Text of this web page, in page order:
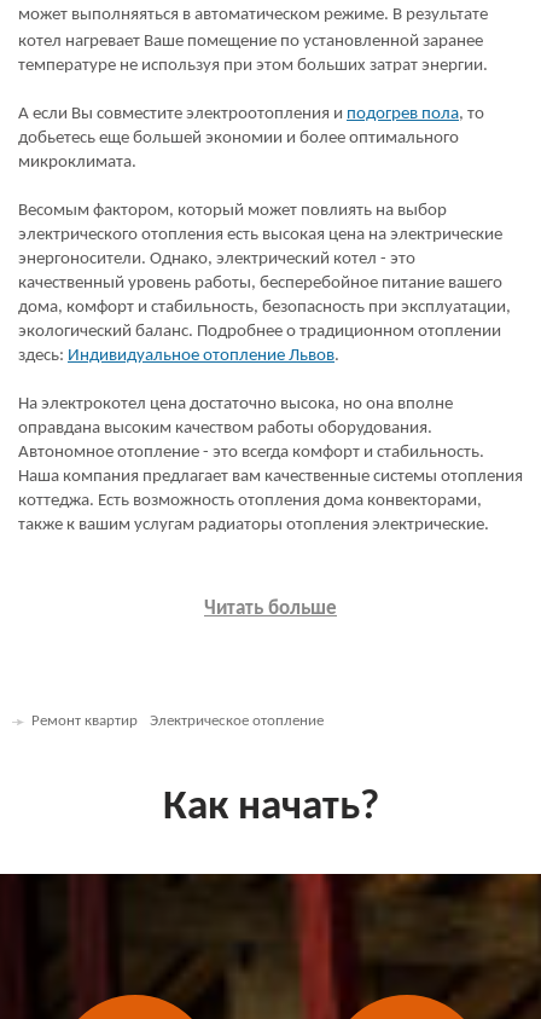
может выполняяться в автоматическом режиме. В результате
котел нагревает Ваше помещение по установленной заранее
температуре не используя при этом больших затрат энергии.
А если Вы совместите электроотопления и подогрев пола, то
добьетесь еще большей экономии и более оптимального
микроклимата.
Весомым фактором, который может повлиять на выбор
электрического отопления есть высокая цена на электрические
энергоносители. Однако, электрический котел - это
качественный уровень работы, бесперебойное питание вашего
дома, комфорт и стабильность, безопасность при эксплуатации,
экологический баланс. Подробнее о традиционном отоплении
здесь: Индивидуальное отопление Львов.
На электрокотел цена достаточно высока, но она вполне
оправдана высоким качеством работы оборудования.
Автономное отопление - это всегда комфорт и стабильность.
Наша компания предлагает вам качественные системы отопления
коттеджа. Есть возможность отопления дома конвекторами,
также к вашим услугам радиаторы отопления электрические.
Читать больше
Ремонт квартир Электрическое отопление
Как начать?